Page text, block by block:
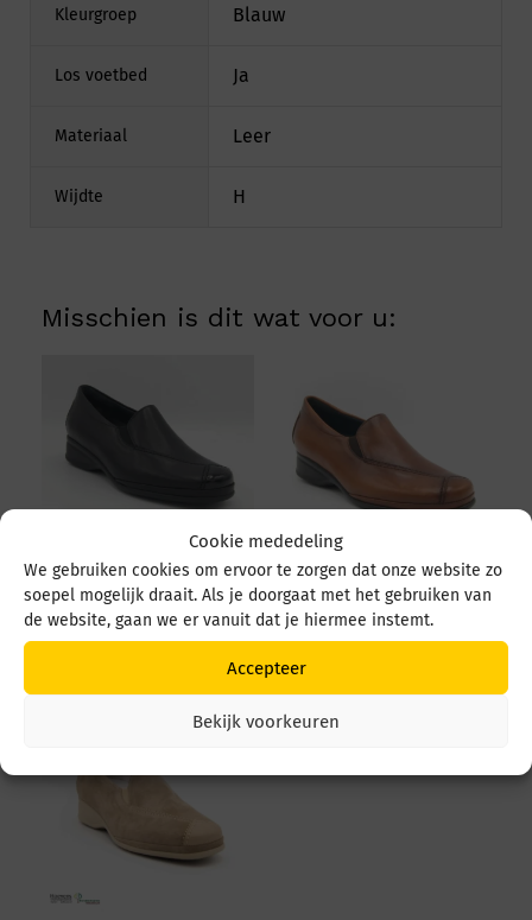
Cookie mededeling
We gebruiken cookies om ervoor te zorgen dat onze website zo
soepel mogelijk draait. Als je doorgaat met het gebruiken van
de website, gaan we er vanuit dat je hiermee instemt.
Accepteer
Bekijk voorkeuren
Kleurgroep Blauw
Los voetbed Ja
Materiaal Leer
Wijdte H
Misschien is dit wat voor u:
Semler Ria R1635 118
001 Zwart
€149,95
Semler Ria R1635 013
047 Cognac
€139,95
-
€149,95
tot